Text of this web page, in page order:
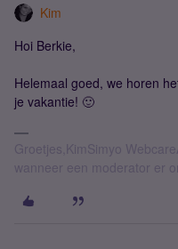
Kim
Hoi Berkie,
Helemaal goed, we horen
je vakantie! 🙂
Groetjes,KimSimyo
wanneer een moderator er